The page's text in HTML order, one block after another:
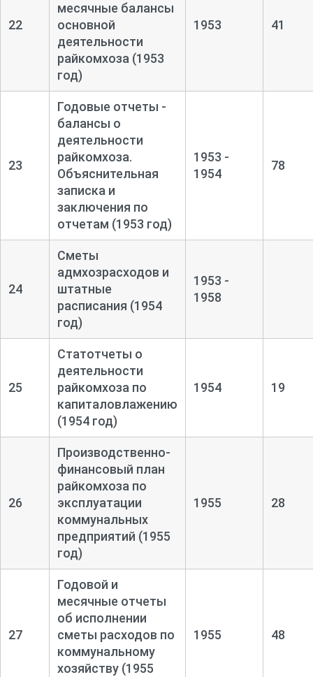
22
месячные балансы
основной
деятельности
райкомхоза (1953
год)
1953 41
23
Годовые отчеты -
балансы о
деятельности
райкомхоза.
Объяснительная
записка и
заключения по
отчетам (1953 год)
1953 -
1954
78
24
Сметы
адмхозрасходов и
штатные
расписания (1954
год)
1953 -
1958
25
Статотчеты о
деятельности
райкомхоза по
капиталовлажению
(1954 год)
1954 19
26
Производственно-
финансовый план
райкомхоза по
эксплуатации
коммунальных
предприятий (1955
год)
1955 28
27
Годовой и
месячные отчеты
об исполнении
сметы расходов по
коммунальному
хозяйству (1955
1955 48